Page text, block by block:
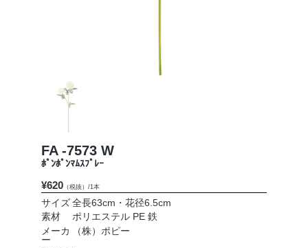
お問い合わせ
プライバシーポリシー
OFFICIAL SNS
FA -7573 W
ﾎﾟﾝﾎﾟﾝﾏﾑｽﾌﾟﾚｰ
¥620（税抜）/1本
サイズ 全長63cm・花径6.5cm
素材
ポリエステル PE 鉄
メーカ
ー
（株）ポピー